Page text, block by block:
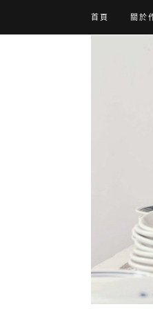
首頁 關於